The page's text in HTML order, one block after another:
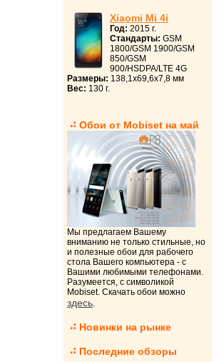
Xiaomi Mi 4i
Год: 2015 г.
Стандарты: GSM
1800/GSM 1900/GSM
850/GSM
900/HSDPA/LTE 4G
Размеры: 138,1x69,6x7,8 мм
Вес: 130 г.
Обои от Mobiset на май
Мы предлагаем Вашему
вниманию не только стильные, но
и полезные обои для рабочего
стола Вашего компьютера - с
Вашими любимыми телефонами.
Разумеется, с символикой
Mobiset. Скачать обои можно
здесь.
Новинки на рынке
Последние обзоры